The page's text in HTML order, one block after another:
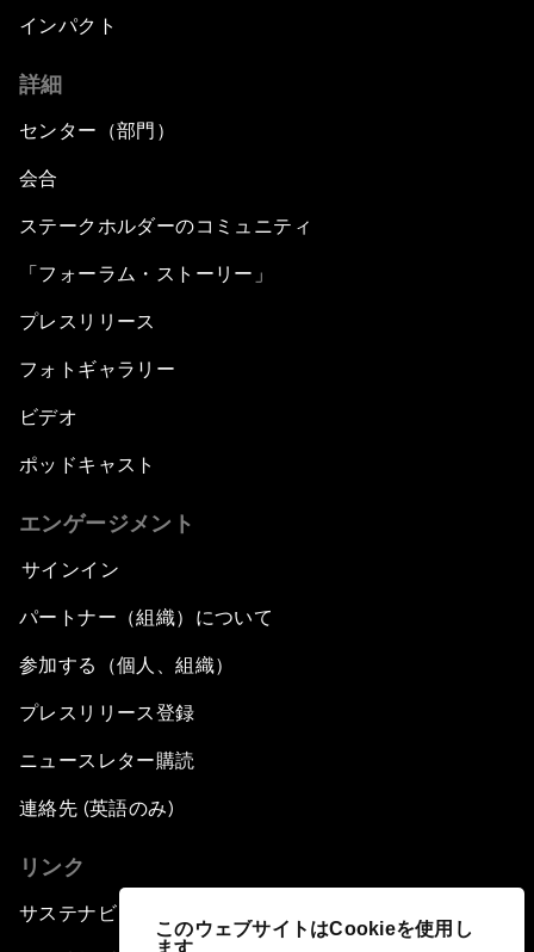
このウェブサイトはCookieを使用し
ます
インパクト
詳細
センター（部門）
会合
ステークホルダーのコミュニティ
「フォーラム・ストーリー」
プレスリリース
フォトギャラリー
ビデオ
ポッドキャスト
エンゲージメント
サインイン
パートナー（組織）について
参加する（個人、組織）
プレスリリース登録
ニュースレター購読
連絡先 (英語のみ)
リンク
サステナビリティへの取り組み